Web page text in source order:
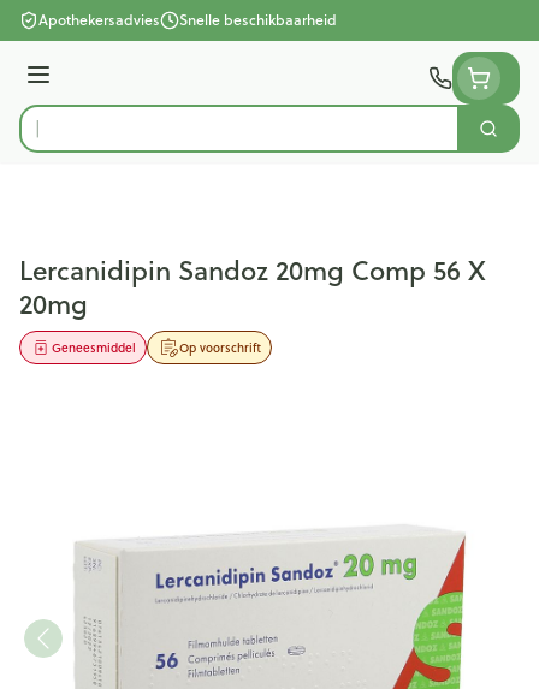
Ga naar de inhoud
Apothekersadvies Snelle beschikbaarheid
Menu
Product, merk, categorie...
Zoek
Lercanidipin Sandoz 20mg Comp 56 X
20mg
Op voorschrift
Geneesmiddel